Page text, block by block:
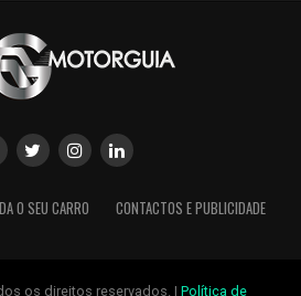
O SEU CARRO CONTACTOS E PUBLICIDADE
os direitos reservados. | Política de